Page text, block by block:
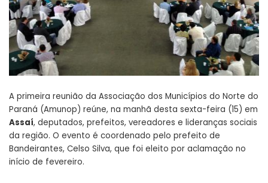
A primeira reunião da Associação dos Municípios do Norte do
Paraná (Amunop) reúne, na manhã desta sexta-feira (15) em
Assaí, deputados, prefeitos, vereadores e lideranças sociais
da região. O evento é coordenado pelo prefeito de
Bandeirantes, Celso Silva, que foi eleito por aclamação no
início de fevereiro.